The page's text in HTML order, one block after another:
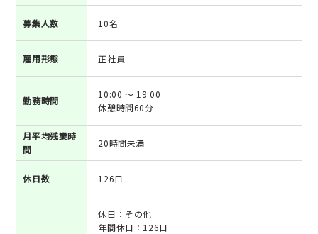
募集人数 10名
雇用形態 正社員
勤務時間
10:00 ～ 19:00
休憩時間60分
月平均残業時
間
20時間未満
休日数 126日
休日：その他
年間休日：126日